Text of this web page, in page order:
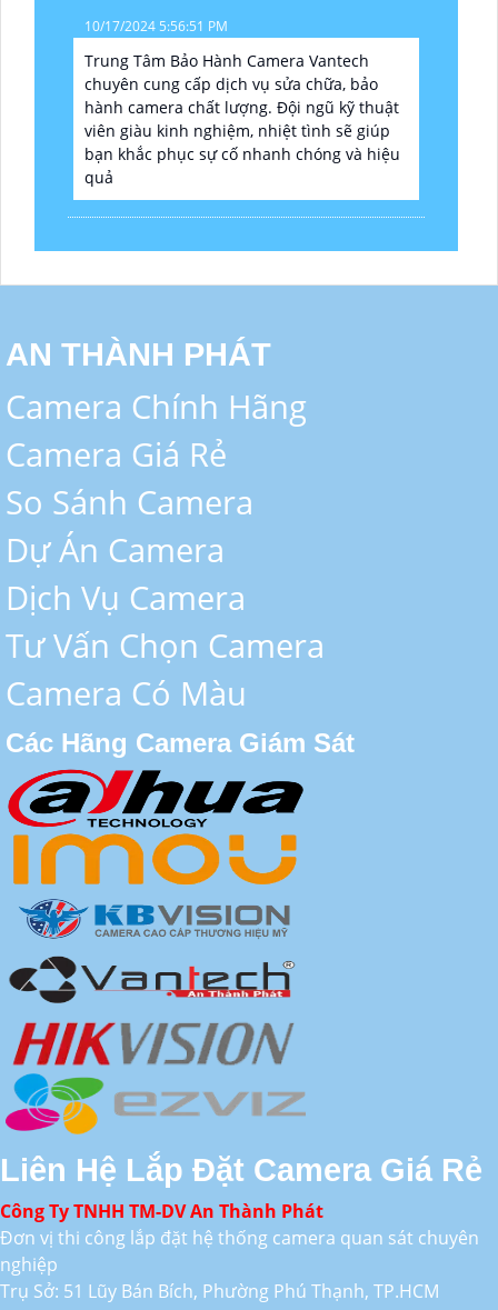
10/17/2024 5:56:51 PM
Trung Tâm Bảo Hành Camera Vantech
chuyên cung cấp dịch vụ sửa chữa, bảo
hành camera chất lượng. Đội ngũ kỹ thuật
viên giàu kinh nghiệm, nhiệt tình sẽ giúp
bạn khắc phục sự cố nhanh chóng và hiệu
quả
AN THÀNH PHÁT
Camera Chính Hãng
Camera Giá Rẻ
So Sánh Camera
Dự Án Camera
Dịch Vụ Camera
Tư Vấn Chọn Camera
Camera Có Màu
Các Hãng Camera Giám Sát
Liên Hệ Lắp Đặt Camera Giá Rẻ
Công Ty TNHH TM-DV An Thành Phát
Đơn vị thi công lắp đặt hệ thống camera quan sát chuyên
nghiệp
Trụ Sở: 51 Lũy Bán Bích, Phường Phú Thạnh, TP.HCM